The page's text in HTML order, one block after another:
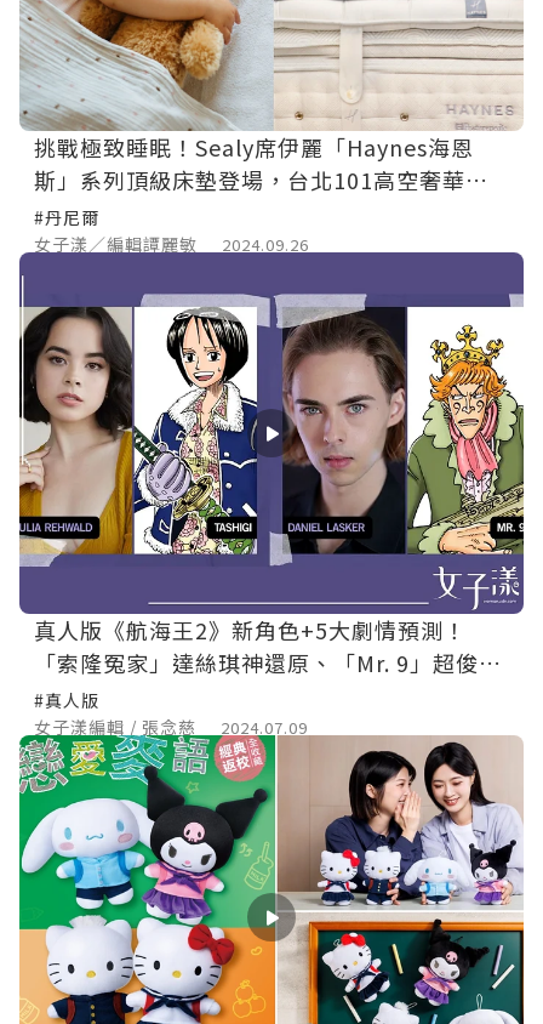
挑戰極致睡眠！Sealy席伊麗「Haynes海恩
斯」系列頂級床墊登場，台北101高空奢華派
對睡到翻！
#丹尼爾
女子漾／編輯譚麗敏
2024.09.26
真人版《航海王2》新角色+5大劇情預測！
「索隆冤家」達絲琪神還原、「Mr. 9」超俊
美！
#真人版
女子漾編輯 / 張念慈
2024.07.09